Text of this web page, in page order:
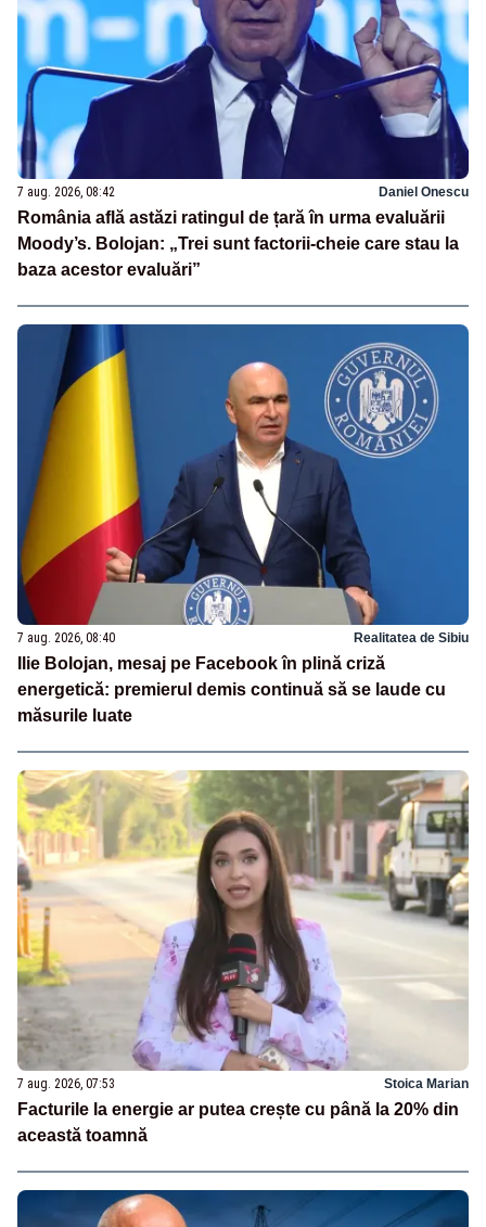
7 aug. 2026, 08:42 Daniel Onescu
România află astăzi ratingul de țară în urma evaluării
Moody’s. Bolojan: „Trei sunt factorii-cheie care stau la
baza acestor evaluări”
7 aug. 2026, 08:40 Realitatea de Sibiu
Ilie Bolojan, mesaj pe Facebook în plină criză
energetică: premierul demis continuă să se laude cu
măsurile luate
7 aug. 2026, 07:53 Stoica Marian
Facturile la energie ar putea crește cu până la 20% din
această toamnă